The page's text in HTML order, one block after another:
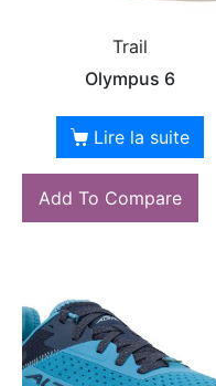
Trail
Olympus 6
Lire la suite
Add To Compare